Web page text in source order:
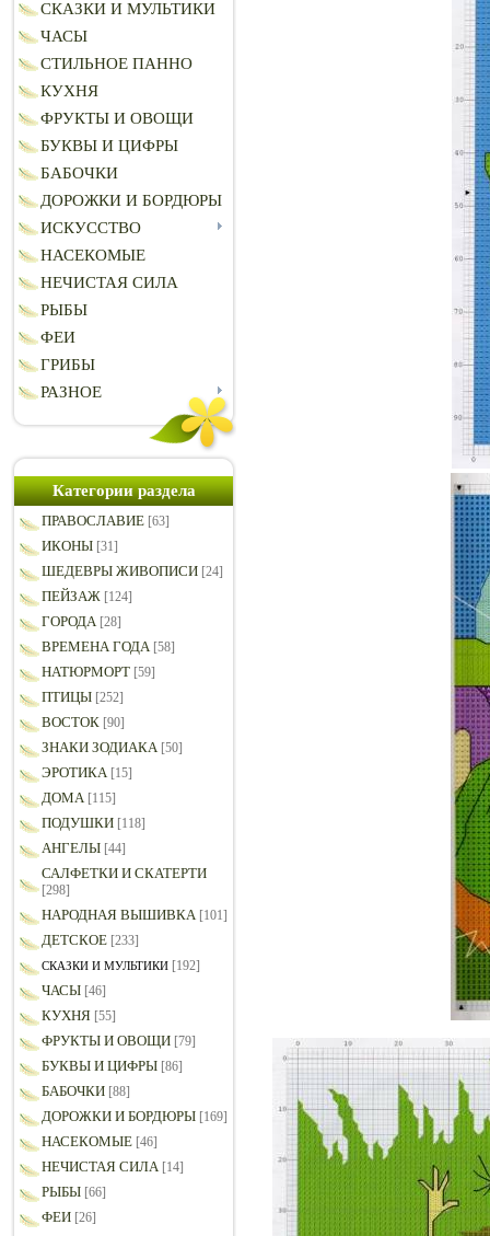
СКАЗКИ И МУЛЬТИКИ
ЧАСЫ
СТИЛЬНОЕ ПАННО
КУХНЯ
ФРУКТЫ И ОВОЩИ
БУКВЫ И ЦИФРЫ
БАБОЧКИ
ДОРОЖКИ И БОРДЮРЫ
ИСКУССТВО
НАСЕКОМЫЕ
НЕЧИСТАЯ СИЛА
РЫБЫ
ФЕИ
ГРИБЫ
РАЗНОЕ
Категории раздела
ПРАВОСЛАВИЕ [63]
ИКОНЫ [31]
ШЕДЕВРЫ ЖИВОПИСИ [24]
ПЕЙЗАЖ [124]
ГОРОДА [28]
ВРЕМЕНА ГОДА [58]
НАТЮРМОРТ [59]
ПТИЦЫ [252]
ВОСТОК [90]
ЗНАКИ ЗОДИАКА [50]
ЭРОТИКА [15]
ДОМА [115]
ПОДУШКИ [118]
АНГЕЛЫ [44]
САЛФЕТКИ И СКАТЕРТИ
[298]
НАРОДНАЯ ВЫШИВКА [101]
ДЕТСКОЕ [233]
СКАЗКИ И МУЛЬТИКИ [192]
ЧАСЫ [46]
КУХНЯ [55]
ФРУКТЫ И ОВОЩИ [79]
БУКВЫ И ЦИФРЫ [86]
БАБОЧКИ [88]
ДОРОЖКИ И БОРДЮРЫ [169]
НАСЕКОМЫЕ [46]
НЕЧИСТАЯ СИЛА [14]
РЫБЫ [66]
ФЕИ [26]